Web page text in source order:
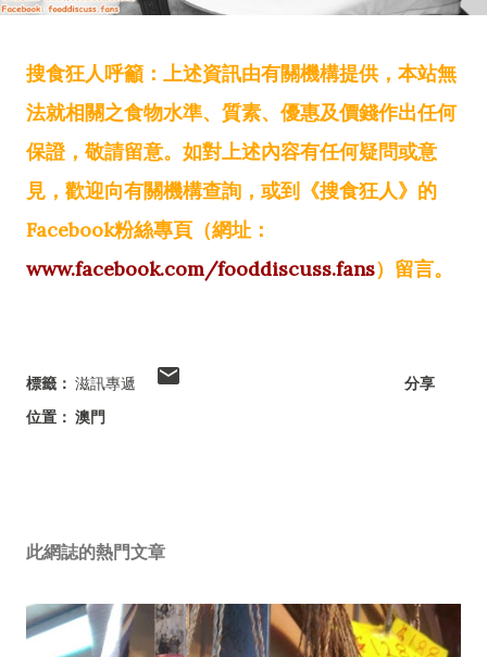
搜食狂人呼籲：上述資訊由有關機構提供，本站無
法就相關之食物水準、質素、優惠及價錢作出任何
保證，敬請留意。如對上述內容有任何疑問或意
見，歡迎向有關機構查詢，或到《搜食狂人》的
Facebook粉絲專頁（網址：
www.facebook.com/fooddiscuss.fans）留言。
標籤： 滋訊專遞
位置： 澳門
分享
此網誌的熱門文章